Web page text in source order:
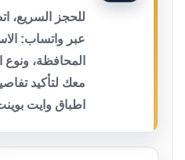
للحجز السريع،
عبر واتساب:
المحافظة، ونوع
معك لتأكيد
اطباق وايت